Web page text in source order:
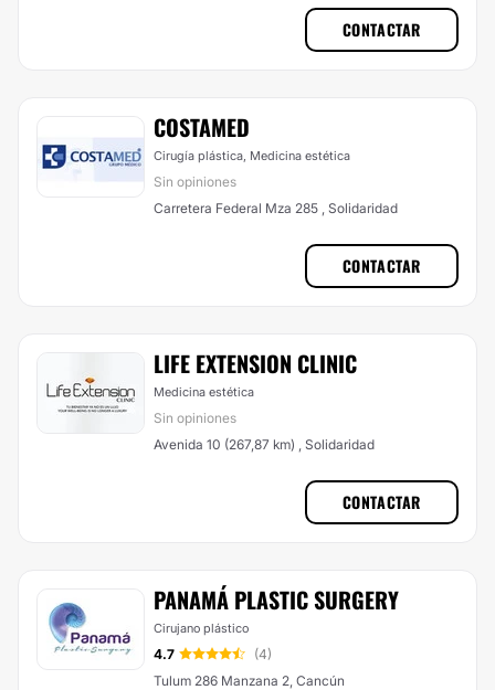
CONTACTAR
COSTAMED
Cirugía plástica, Medicina estética
Sin opiniones
Carretera Federal Mza 285 , Solidaridad
CONTACTAR
LIFE EXTENSION CLINIC
Medicina estética
Sin opiniones
Avenida 10 (267,87 km) , Solidaridad
CONTACTAR
PANAMÁ PLASTIC SURGERY
Cirujano plástico
4.7
(4)
Tulum 286 Manzana 2, Cancún